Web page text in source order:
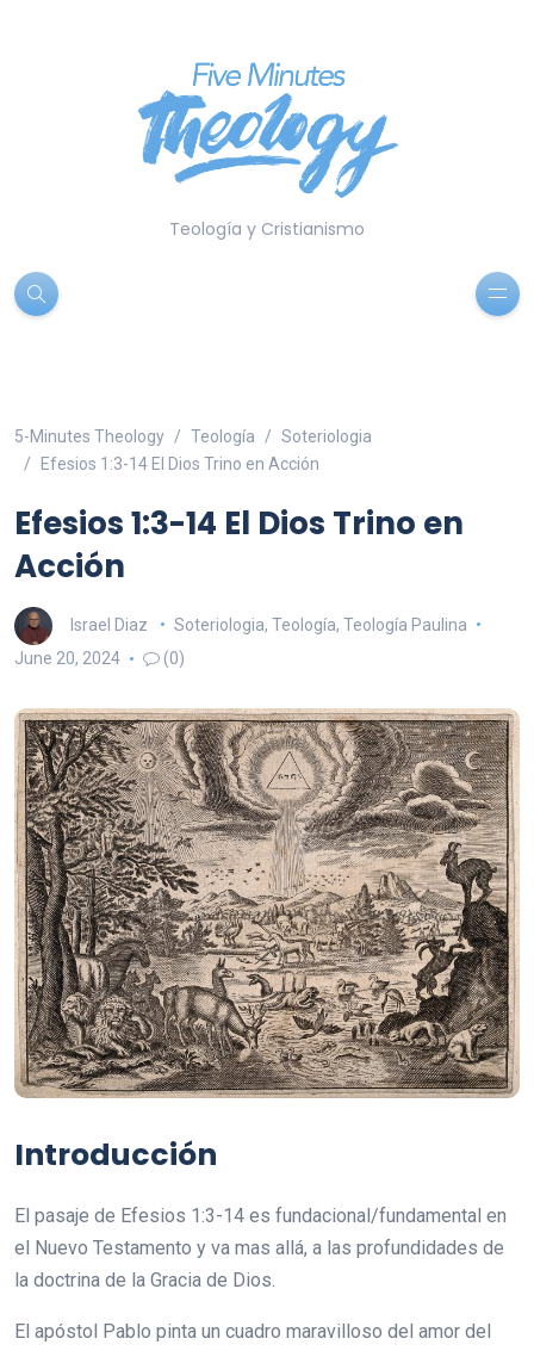
Teología y Cristianismo
5-Minutes Theology Teología
Soteriologia
Efesios 1:3-14 El Dios Trino en Acción
Efesios 1:3-14 El Dios Trino en
Acción
Israel Diaz Soteriologia, Teología, Teología Paulina
June 20, 2024
(0)
Introducción
El pasaje de Efesios 1:3-14 es fundacional/fundamental en
el Nuevo Testamento y va mas allá, a las profundidades de
la doctrina de la Gracia de Dios.
El apóstol Pablo pinta un cuadro maravilloso del amor del